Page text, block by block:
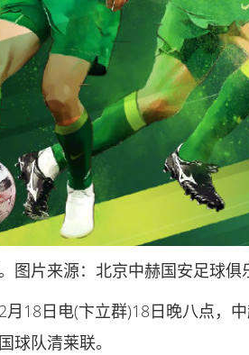
图片来源：北京中赫国安足球俱
月18日电(卞立群)18日晚八点，
球队清莱联。